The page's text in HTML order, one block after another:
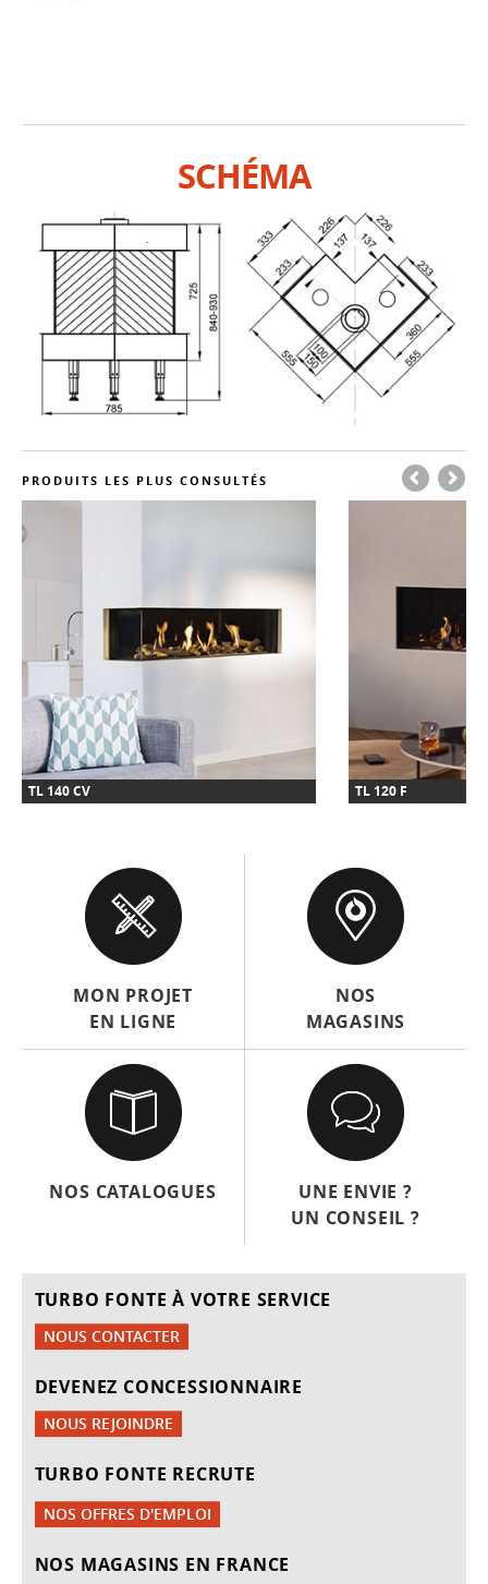
SCHÉMA
PRODUITS LES PLUS CONSULTÉS
TL 140 CV TL 120 F
MON PROJET
EN LIGNE
NOS
MAGASINS
NOS CATALOGUES
UNE ENVIE ?
UN CONSEIL ?
TURBO FONTE À VOTRE SERVICE
NOUS CONTACTER
DEVENEZ CONCESSIONNAIRE
NOUS REJOINDRE
TURBO FONTE RECRUTE
NOS OFFRES D'EMPLOI
NOS MAGASINS EN FRANCE